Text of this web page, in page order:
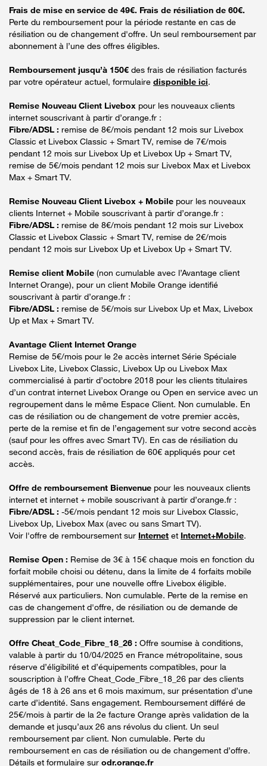
Frais de mise en service de 49€. Frais de résiliation de 60€.
Perte du remboursement pour la période restante en cas de
résiliation ou de changement d'offre. Un seul remboursement par
abonnement à l’une des offres éligibles.
Remboursement jusqu’à 150€ des frais de résiliation facturés
par votre opérateur actuel, formulaire disponible ici.
Remise Nouveau Client Livebox pour les nouveaux clients
internet souscrivant à partir d’orange.fr :
Fibre/ADSL : remise de 8€/mois pendant 12 mois sur Livebox
Classic et Livebox Classic + Smart TV, remise de 7€/mois
pendant 12 mois sur Livebox Up et Livebox Up + Smart TV,
remise de 5€/mois pendant 12 mois sur Livebox Max et Livebox
Max + Smart TV.
Remise Nouveau Client Livebox + Mobile pour les nouveaux
clients Internet + Mobile souscrivant à partir d’orange.fr :
Fibre/ADSL : remise de 8€/mois pendant 12 mois sur Livebox
Classic et Livebox Classic + Smart TV, remise de 2€/mois
pendant 12 mois sur Livebox Up et Livebox Up + Smart TV.
Remise client Mobile (non cumulable avec l’Avantage client
Internet Orange), pour un client Mobile Orange identifié
souscrivant à partir d’orange.fr :
Fibre/ADSL : remise de 5€/mois sur Livebox Up et Max, Livebox
Up et Max + Smart TV.
Avantage Client Internet Orange
Remise de 5€/mois pour le 2e accès internet Série Spéciale
Livebox Lite, Livebox Classic, Livebox Up ou Livebox Max
commercialisé à partir d’octobre 2018 pour les clients titulaires
d’un contrat internet Livebox Orange ou Open en service avec un
regroupement dans le même Espace Client. Non cumulable. En
cas de résiliation ou de changement de votre premier accès,
perte de la remise et fin de l’engagement sur votre second accès
(sauf pour les offres avec Smart TV). En cas de résiliation du
second accès, frais de résiliation de 60€ appliqués pour cet
accès.
Offre de remboursement Bienvenue pour les nouveaux clients
internet et internet + mobile souscrivant à partir d’orange.fr :
Fibre/ADSL : -5€/mois pendant 12 mois sur Livebox Classic,
Livebox Up, Livebox Max (avec ou sans Smart TV).
Voir l'offre de remboursement sur Internet et Internet+Mobile.
Remise Open : Remise de 3€ à 15€ chaque mois en fonction du
forfait mobile choisi ou détenu, dans la limite de 4 forfaits mobile
supplémentaires, pour une nouvelle offre Livebox éligible.
Réservé aux particuliers. Non cumulable. Perte de la remise en
cas de changement d'offre, de résiliation ou de demande de
suppression par le client internet.
Offre Cheat_Code_Fibre_18_26 : Offre soumise à conditions,
valable à partir du 10/04/2025 en France métropolitaine, sous
réserve d’éligibilité et d’équipements compatibles, pour la
souscription à l’offre Cheat_Code_Fibre_18_26 par des clients
âgés de 18 à 26 ans et 6 mois maximum, sur présentation d’une
carte d’identité. Sans engagement. Remboursement différé de
25€/mois à partir de la 2e facture Orange après validation de la
demande et jusqu’aux 26 ans révolus du client. Un seul
remboursement par client. Non cumulable. Perte du
remboursement en cas de résiliation ou de changement d’offre.
Détails et formulaire sur odr.orange.fr